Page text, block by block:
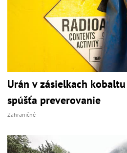
Urán v zásielkach
spúšťa preverovanie
Zahraničné